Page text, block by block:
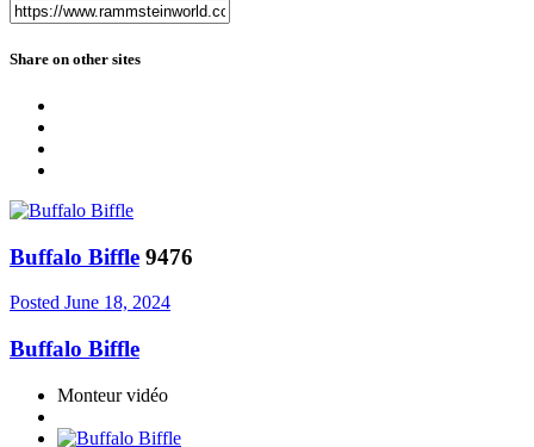
Share on other sites
Buffalo Biffle 9476
Posted June 18, 2024
Buffalo Biffle
Monteur vidéo